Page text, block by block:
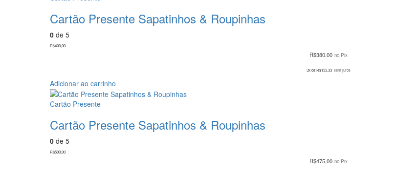
Cartão Presente Sapatinhos & Roupinhas
0 de 5
R$400,00
R$380,00 no Pix
3x deR$133,33 sem juros
Adicionar ao carrinho
Cartão Presente
Cartão Presente Sapatinhos & Roupinhas
0 de 5
R$500,00
R$475,00 no Pix